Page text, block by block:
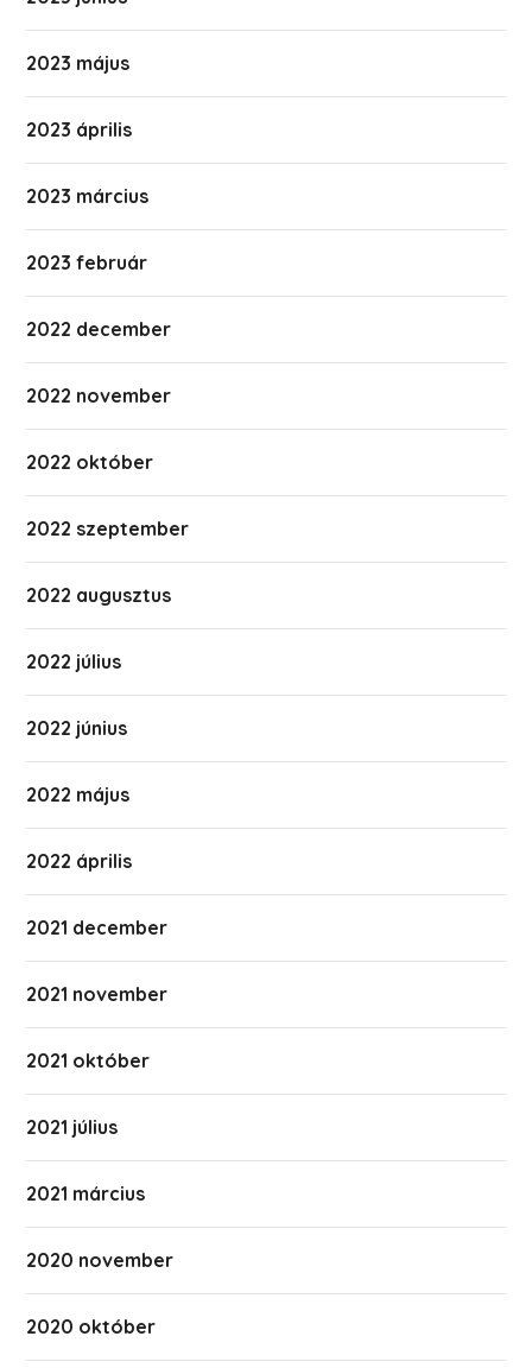
2023 május
2023 április
2023 március
2023 február
2022 december
2022 november
2022 október
2022 szeptember
2022 augusztus
2022 július
2022 június
2022 május
2022 április
2021 december
2021 november
2021 október
2021 július
2021 március
2020 november
2020 október